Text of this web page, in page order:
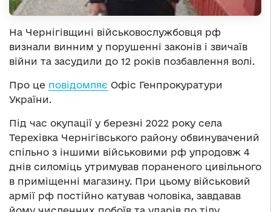
На Чернігівщині військовослужбовця рф
визнали винним у порушенні законів і звичаїв
війни та засудили до 12 років позбавлення волі.
Про це повідомляє Офіс Генпрокуратури
України.
Під час окупації у березні 2022 року села
Терехівка Чернігівського району обвинувачений
спільно з іншими військовими рф упродовж 4
днів силоміць утримував пораненого цивільного
в приміщенні магазину. При цьому військовий
армії рф постійно катував чоловіка, завдавав